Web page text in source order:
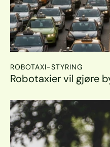
ROBOTAXI-STYRING
Robotaxier vil gjøre